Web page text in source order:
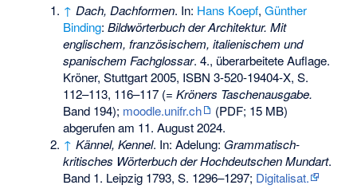
↑ Dach, Dachformen. In: Hans Koepf,Günther
Binding:Bildwörterbuch der Architektur. Mit
englischem, französischem, italienischem und
spanischem Fachglossar. 4., überarbeitete Auflage.
Kröner, Stuttgart 2005, ISBN 3-520-19404-X, S.
112–113, 116–117 (=Kröners Taschenausgabe.
Band 194); moodle.unifr.ch
(PDF; 15 MB)
abgerufen am 11. August 2024.
↑ Kännel, Kennel. In: Adelung: Grammatisch-
kritisches Wörterbuch der Hochdeutschen Mundart.
Band 1. Leipzig 1793, S. 1296–1297; Digitalisat.